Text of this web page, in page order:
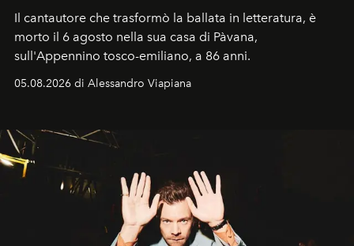
Il cantautore che trasformò la ballata in letteratura, è
morto il 6 agosto nella sua casa di Pàvana,
sull'Appennino tosco-emiliano, a 86 anni.
05.08.2026 di Alessandro Viapiana